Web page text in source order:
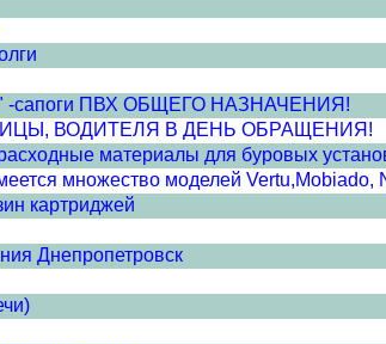
-сапоги ПВХ ОБЩЕГО НАЗНАЧЕНИЯ!
ВОДИТЕЛЯ В ДЕНЬ ОБРАЩЕНИЯ!
материалы для буровых
множество моделей Vertu,Mobiado,
картриджей
Днепропетровск